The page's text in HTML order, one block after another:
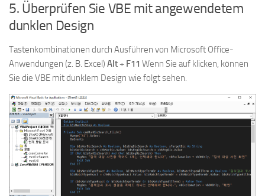
5. Überprüfen Sie VBE mit angewendetem
dunklen Design
Tastenkombinationen durch Ausführen von Microsoft Office-
Anwendungen (z. B. Excel) Alt + F11 Wenn Sie auf klicken, können
Sie die VBE mit dunklem Design wie folgt sehen.